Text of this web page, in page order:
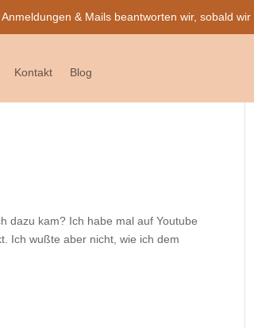
& Mails beantworten wir, sobald wir
Kontakt Blog
dazu kam? Ich habe mal auf Youtube
Ich wußte aber nicht, wie ich dem